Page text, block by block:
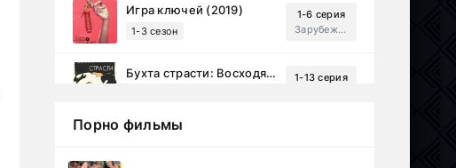
Игра ключей (2019)
1-3 сезон
1-6 серия
Зарубежный, Мелодрама, Драма
Бухта страсти: Восходящие звезды (2000)
1-13 серия
Эйфория (2019)
Порно фильмы